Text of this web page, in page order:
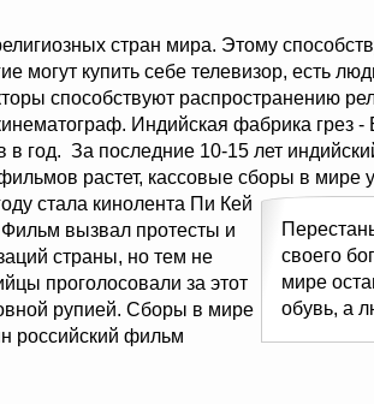
стран мира. Этому
могут купить себе телевизор, есть
способствуют распространению
Индийская фабрика грез -
год. За последние 10-15 лет
растет, кассовые сборы в мире
своего
мире
обувь, а
стала кинолента Пи Кей
вызвал протесты и
страны, но тем не
проголосовали за этот
рупией. Сборы в мире
российский фильм